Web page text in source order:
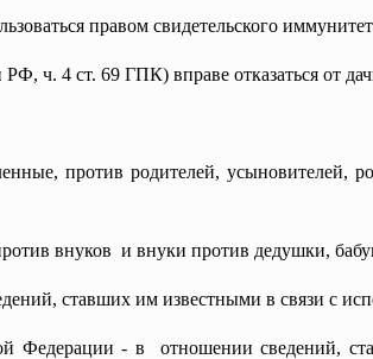
правом свидетельского
ч. 4 ст. 69 ГПК) вправе отказаться от
против родителей, усыновителей,
внуков и внуки против дедушки,
ставших им известными в связи с
Федерации - в отношении сведений,